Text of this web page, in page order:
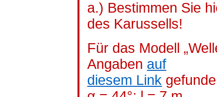
a.) Bestimmen Sie
des Karussells!
Für das Modell
Angaben auf
diesem Link